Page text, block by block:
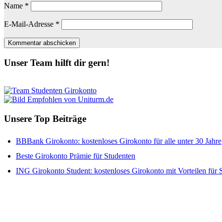
Name *
E-Mail-Adresse *
Unser Team hilft dir gern!
Unsere Top Beiträge
BBBank Girokonto: kostenloses Girokonto für alle unter 30 Jahre
Beste Girokonto Prämie für Studenten
ING Girokonto Student: kostenloses Girokonto mit Vorteilen für